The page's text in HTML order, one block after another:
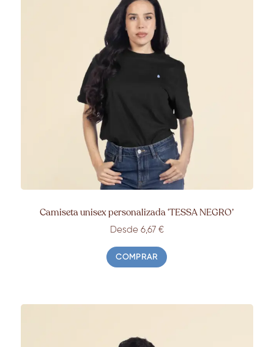
Camiseta unisex personalizada ‘TESSA NEGRO’
Desde 6,67 €
COMPRAR